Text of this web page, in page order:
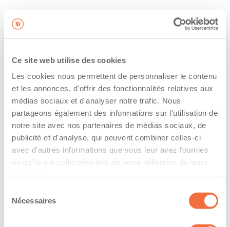
Ce site web utilise des cookies
Les cookies nous permettent de personnaliser le contenu
et les annonces, d'offrir des fonctionnalités relatives aux
médias sociaux et d'analyser notre trafic. Nous
partageons également des informations sur l'utilisation de
notre site avec nos partenaires de médias sociaux, de
publicité et d'analyse, qui peuvent combiner celles-ci
avec d'autres informations que vous leur avez fournies
ou qu'ils ont collectées lors de votre utilisation de leurs
Nécessaires